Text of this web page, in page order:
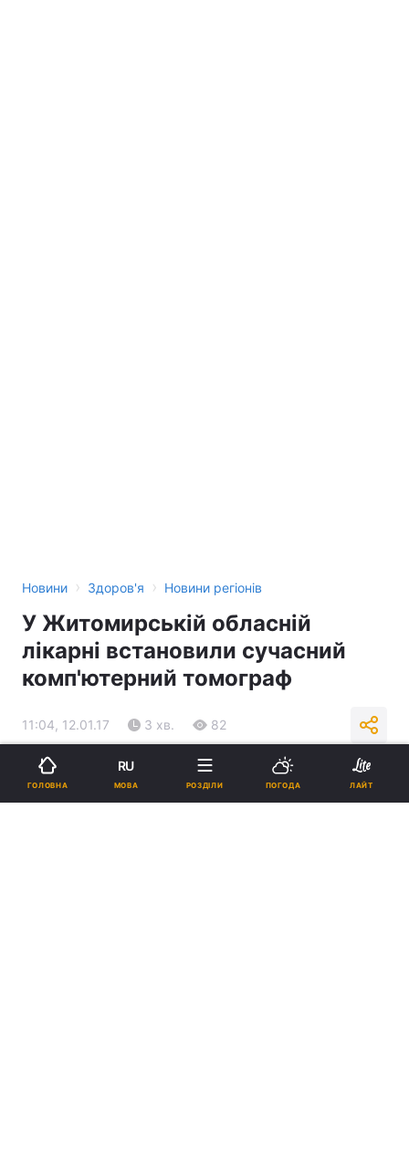
Новини › Здоров'я › Новини регіонів
У Житомирській обласній
лікарні встановили сучасний
комп'ютерний томограф
11:04, 12.01.17 3 хв. 82
Підпишіться на нас в Google
ГОЛОВНА
RU
МОВА РОЗДІЛИ ПОГОДА ЛАЙТ